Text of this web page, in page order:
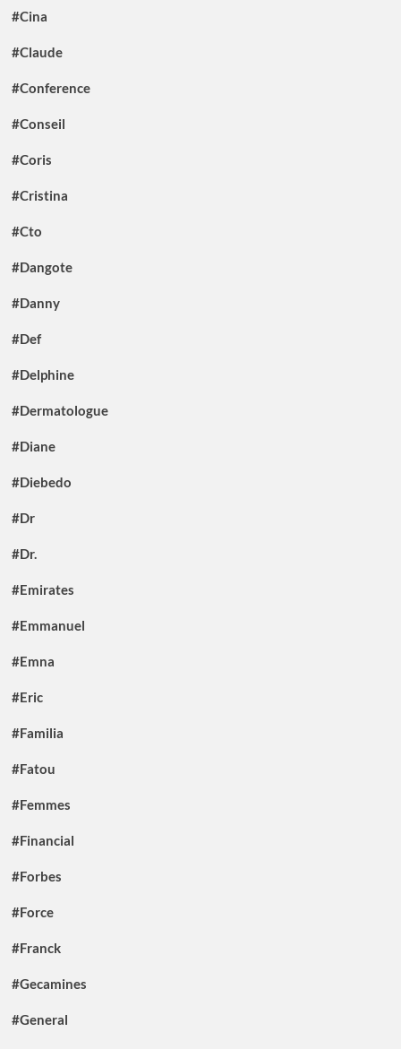
#Cina
#Claude
#Conference
#Conseil
#Coris
#Cristina
#Cto
#Dangote
#Danny
#Def
#Delphine
#Dermatologue
#Diane
#Diebedo
#Dr
#Dr.
#Emirates
#Emmanuel
#Emna
#Eric
#Familia
#Fatou
#Femmes
#Financial
#Forbes
#Force
#Franck
#Gecamines
#General